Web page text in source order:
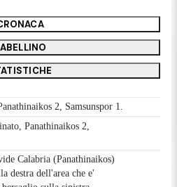
2, Samsunspor 1.
Panathinaikos 2,
Calabria (Panathinaikos)
destra dell'area che e'